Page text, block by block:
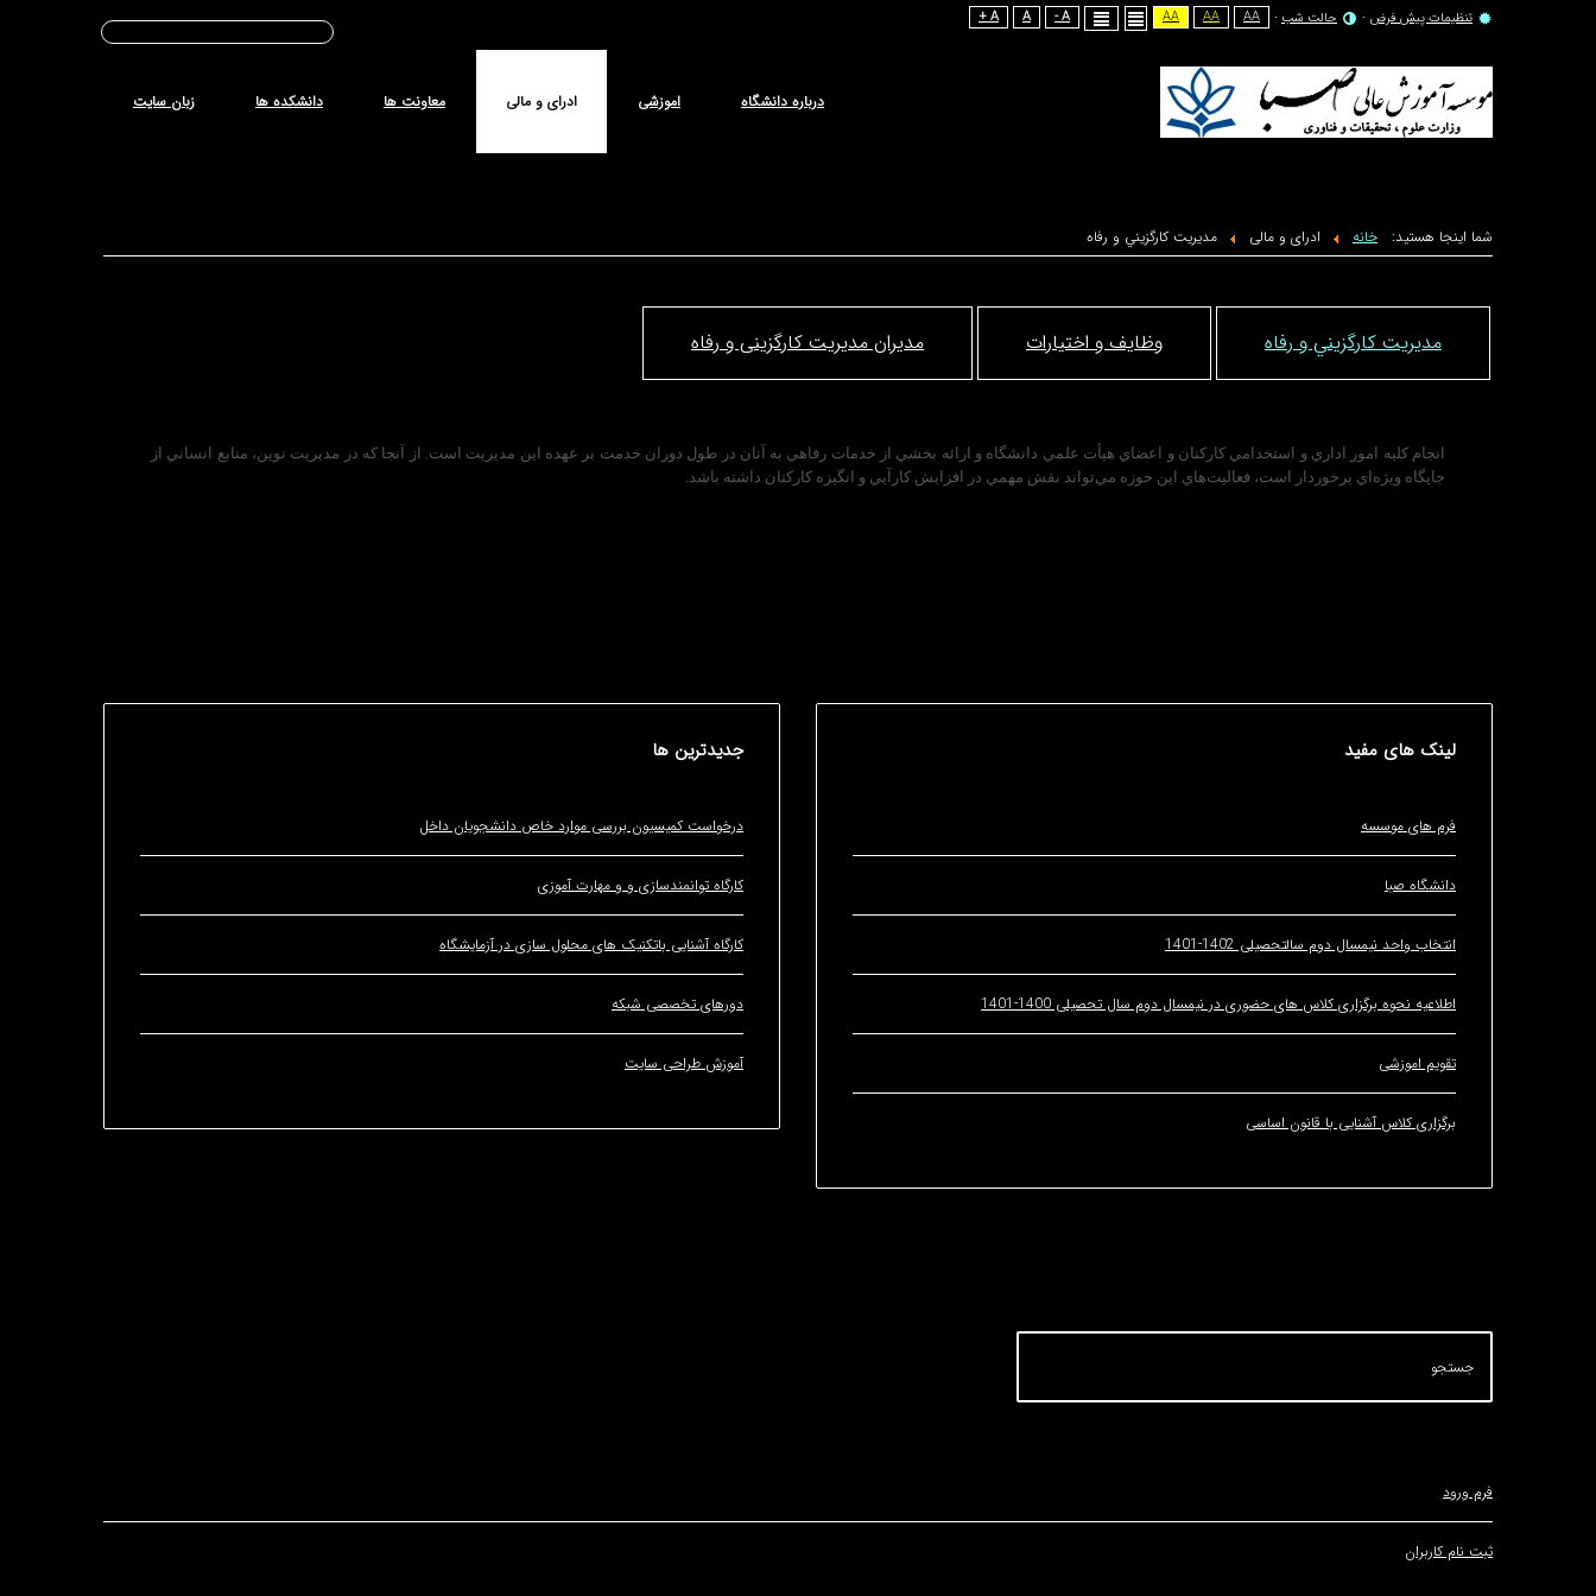
تنظیمات پیش فرض حالت شب AA
AA
AA
A -
A
A +
درباره دانشگاه اموزشی ادرای و مالی معاونت ها دانشکده ها زبان سایت
شما اینجا هستید: خانه ادرای و مالی مديريت كارگزيني و رفاه
مديريت كارگزيني و رفاه وظایف و اختیارات مدیران مدیریت کارگزینی و رفاه
انجام كليه امور اداري و استخدامي كاركنان و اعضاي هيأت علمي دانشگاه و ارائه بخشي از خدمات رفاهي به آنان در طول دوران خدمت بر عهده اين مديريت است. از آنجا كه در مديريت نوين، منابع انساني از
جايگاه ويژه‌اي برخوردار است، فعاليت‌هاي اين حوزه مي‌تواند نقش مهمي در افزايش كارآيي و انگيزه كاركنان داشته باشد.
لینک های مفید
فرم های موسسه
دانشگاه صبا
انتخاب واحد نیمسال دوم سالتحصیلی 1402-1401
اطلاعیه نحوه برگزاری کلاس های حضوری در نیمسال دوم سال تحصیلی 1400-1401
تقویم اموزشی
برگزاری کلاس آشنایی با قانون اساسی
جدیدترین ها
درخواست کمیسیون بررسی موارد خاص دانشجویان داخل
کارگاه توانمندسازی و و مهارت آموزی
کارگاه آشنایی باتکنیک های محلول سازی در آزمایشگاه
دورهای تخصصی شبکه
آموزش طراحی سایت
فرم ورود
ثبت نام کاربران